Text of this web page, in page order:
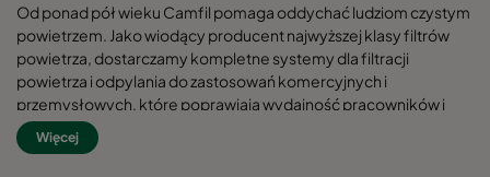
Od ponad pół wieku Camfil pomaga oddychać ludziom czystym
powietrzem. Jako wiodący producent najwyższej klasy filtrów
powietrza, dostarczamy kompletne systemy dla filtracji
powietrza i odpylania do zastosowań komercyjnych i
przemysłowych, które poprawiają wydajność pracowników i
sprzętu, minimalizują zużycie energii oraz przynoszą korzyści dla
zdrowia ludzkiego i środowiska naturalnego.
Więcej